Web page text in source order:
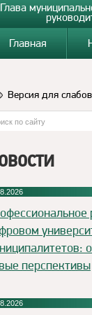
Глава
Главная
Версия для
перспективы